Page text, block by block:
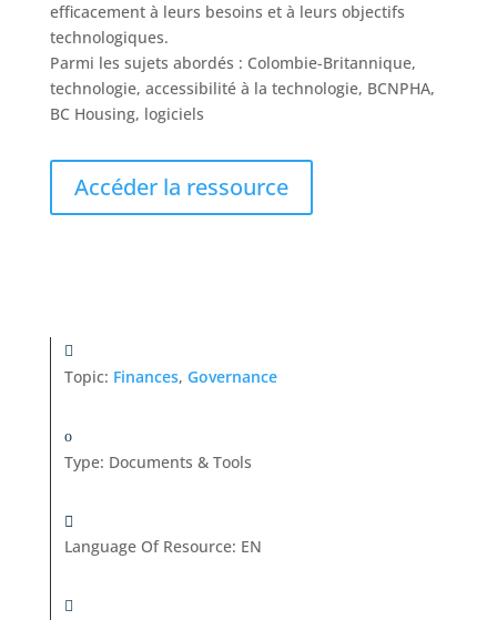
efficacement à leurs besoins et à leurs objectifs
technologiques.
Parmi les sujets abordés : Colombie-Britannique,
technologie, accessibilité à la technologie, BCNPHA,
BC Housing, logiciels
Accéder la ressource
Topic: Finances, Governance
Type: Documents & Tools
Language Of Resource: EN